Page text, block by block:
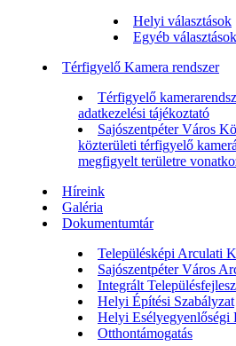
Helyi választások
Egyéb választások
Térfigyelő Kamera rendszer
Térfigyelő
adatkezelési tájékoztató
Sajószentpéter Város
közterületi térfigyelő
megfigyelt területre
Híreink
Galéria
Dokumentumtár
Településképi Arculati
Sajószentpéter Város
Integrált
Helyi Építési Szabályzat
Helyi Esélyegyenlőségi
Otthontámogatás